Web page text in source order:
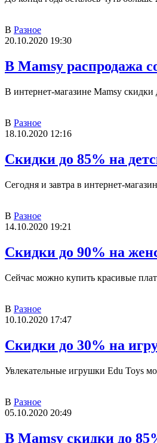
В Разное
20.10.2020 19:30
В Mamsy распродажа
В интернет-магазине Mamsy
В Разное
18.10.2020 12:16
Скидки до 85% на
Сегодня и завтра в интернет-
В Разное
14.10.2020 19:21
Скидки до 90% на
Сейчас можно купить красивые
В Разное
10.10.2020 17:47
Скидки до 30% на
Увлекательные игрушки Edu Toys
В Разное
05.10.2020 20:49
В Mamsy скидки до